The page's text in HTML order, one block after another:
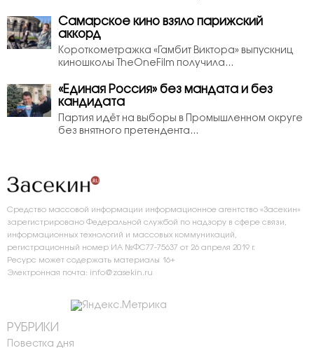
Самарское кино взяло парижский
аккорд
Короткометражка «Гамбит Виктора» выпускниц
киношколы TheOneFilm получила...
«Единая Россия» без мандата и без
кандидата
Партия идёт на выборы в Промышленном округе
без внятного претендента...
Средство массовой информации информационное агентство «Засекин»
зарегистрировано Федеральной службой по надзору в сфере связи,
информационных технологий и массовых коммуникаций,
регистрационный номер ИА №ФС77-75637 от 26 апреля 2019 г.
Ресурс может содержать материалы 16+
Электронная почта: info@zasekin.ru
РУБРИКИ
Повестка дня